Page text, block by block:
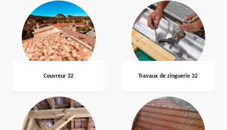
Couvreur 32 Travaux de zinguerie 32